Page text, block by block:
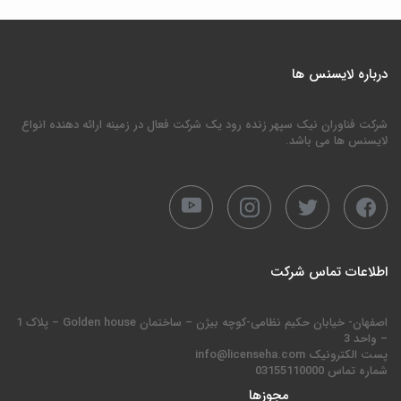
درباره لایسنس ها
شرکت فناوران نیک سپهر زنده رود یک شرکت فعال در زمینه ارائه دهنده انواع
لایسنس ها می باشد.
اطلاعات تماس شرکت
اصفهان- خیابان حکیم نظامی-کوچه بیژن – ساختمان Golden house – پلاک 1
– واحد 3
پست الکترونیک info@licenseha.com
شماره تماس 03155110000
مجوزها